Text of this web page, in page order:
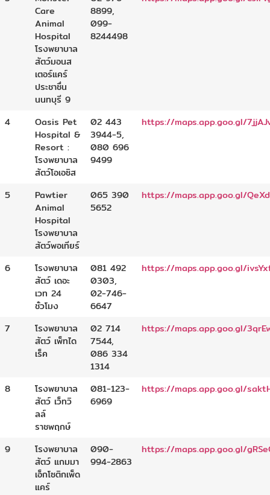
Care
Animal
Hospital
โรงพยาบาล
สัตว์มอนส
เตอร์แคร์
ประชาชื่น
นนทบุรี 9
8899,
099-
8244498
4
Oasis Pet
Hospital &
Resort :
โรงพยาบาล
สัตว์โอเอซิส
02 443
3944-5,
080 696
9499
https://maps.app.goo.gl/
5
Pawtier
Animal
Hospital
โรงพยาบาล
สัตว์พอเทียร์
065 390
5652
https://maps.app.goo.gl/
6
โรงพยาบาล
สัตว์ เดอะ
เวท 24
ชั่วโมง
081 492
0303,
02-746-
6647
https://maps.app.goo.gl/
7
โรงพยาบาล
สัตว์ เพ็ทได
เร็ค
02 714
7544,
086 334
1314
https://maps.app.goo.gl/
8
โรงพยาบาล
สัตว์ เว็ทวิ
ลล์
ราชพฤกษ์
081-123-
6969
https://maps.app.goo.gl/
9
โรงพยาบาล
สัตว์ แกมมา
เอ็กโซติกเพ็ด
แคร์
090-
994-2863
https://maps.app.goo.gl/